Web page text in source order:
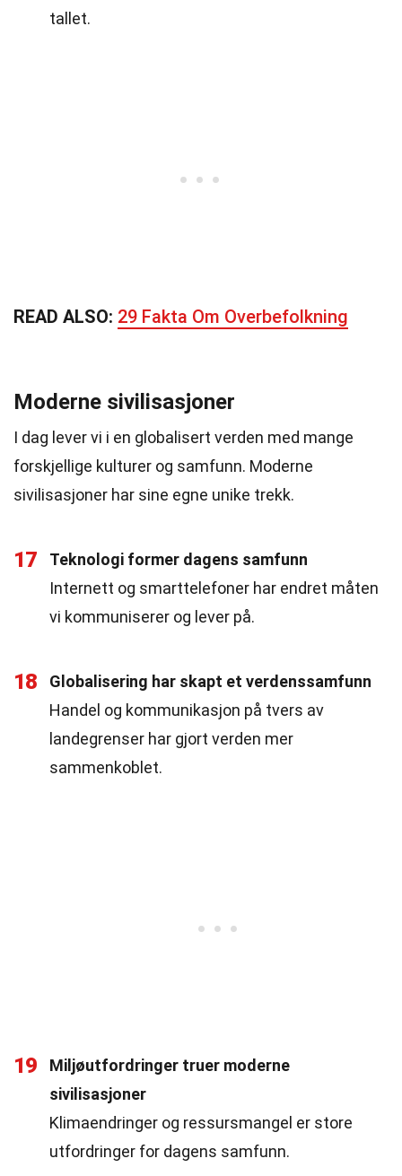
tallet.
READ ALSO: 29 Fakta Om Overbefolkning
Moderne sivilisasjoner
I dag lever vi i en globalisert verden med mange
forskjellige kulturer og samfunn. Moderne
sivilisasjoner har sine egne unike trekk.
17
Teknologi former dagens samfunn
Internett og smarttelefoner har endret måten
vi kommuniserer og lever på.
18
Globalisering har skapt et verdenssamfunn
Handel og kommunikasjon på tvers av
landegrenser har gjort verden mer
sammenkoblet.
19
Miljøutfordringer truer moderne
sivilisasjoner
Klimaendringer og ressursmangel er store
utfordringer for dagens samfunn.